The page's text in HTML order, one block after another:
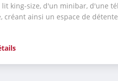
lit king-size, d'un minibar, d'une
créant ainsi un espace de